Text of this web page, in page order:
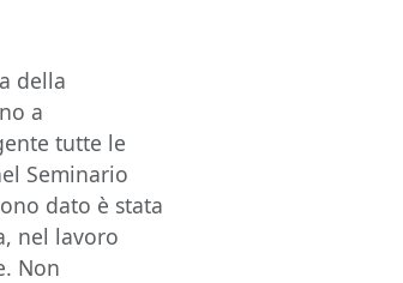
della
a
tutte le
Seminario
dato è stata
nel lavoro
Non